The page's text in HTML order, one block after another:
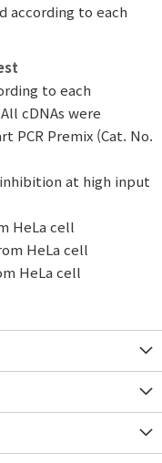
according to each
to each
cDNAs were
PCR Premix (Cat. No.
at high input
HeLa cell
HeLa cell
HeLa cell